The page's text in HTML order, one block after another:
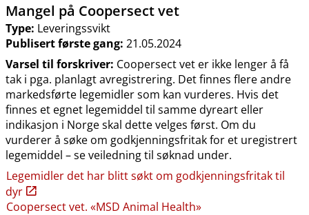
Mangel på Coopersect vet
Type: Leveringssvikt
Publisert første gang: 21.05.2024
Varsel til forskriver: Coopersect vet er ikke lenger å få
tak i pga. planlagt avregistrering. Det finnes flere andre
markedsførte legemidler som kan vurderes. Hvis det
finnes et egnet legemiddel til samme dyreart eller
indikasjon i Norge skal dette velges først. Om du
vurderer å søke om godkjenningsfritak for et uregistrert
legemiddel – se veiledning til søknad under.
Legemidler det har blitt søkt om godkjenningsfritak til
dyr
Coopersect vet. «MSD Animal Health»